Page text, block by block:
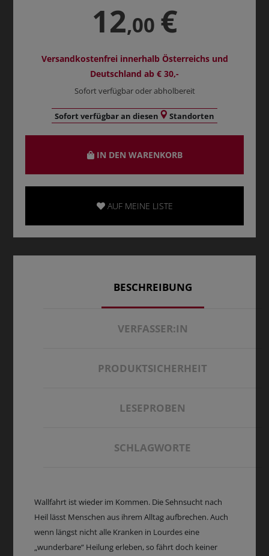
12,00 €
Versandkostenfrei innerhalb Österreichs und
Deutschland ab € 30,-
Sofort verfügbar oder abholbereit
Sofort verfügbar an diesen Standorten
IN DEN WARENKORB
AUF MEINE LISTE
BESCHREIBUNG
VERFASSER:IN
PRODUKTSICHERHEIT
LESEPROBEN
SCHLAGWORTE
Wallfahrt ist wieder im Kommen. Die Sehnsucht nach
Heil lässt Menschen aus ihrem Alltag aufbrechen. Auch
wenn längst nicht alle Kranken in Lourdes eine
„wunderbare“ Heilung erleben, so fährt doch keiner